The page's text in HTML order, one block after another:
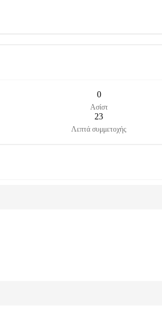
0
Ασίστ
23
Λεπτά συμμετοχής